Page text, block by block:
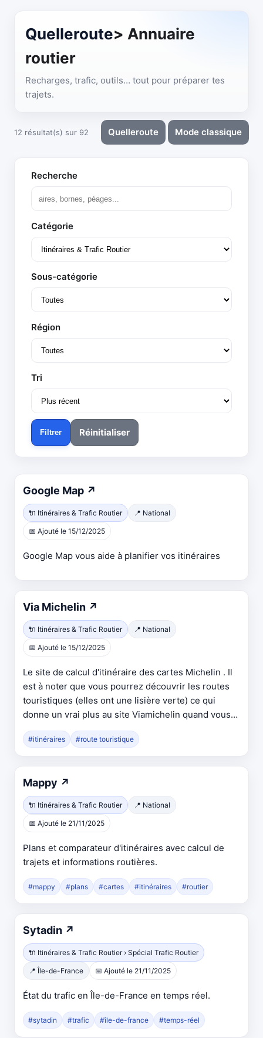
Quelleroute> Annuaire
routier
Recharges, trafic, outils… tout pour préparer tes
trajets.
12 résultat(s) sur 92 Quelleroute Mode classique
Recherche
Catégorie
Sous-catégorie
Région
Tri
Filtrer Réinitialiser
Google Map ↗
dans
un
onglet
🔌 Itinéraires & Trafic Routier 📍 National
📅 Ajouté le 15/12/2025
Google Map vous aide à planifier vos itinéraires
Via Michelin ↗
dans
un
onglet
🔌 Itinéraires & Trafic Routier 📍 National
📅 Ajouté le 15/12/2025
Le site de calcul d'itinéraire des cartes Michelin . Il
est à noter que vous pourrez découvrir les routes
touristiques (elles ont une lisière verte) ce qui
donne un vrai plus au site Viamichelin quand vous
voyager et recherché un bel ininéraire
#itinéraires #route touristique
Mappy ↗
dans
un
onglet
🔌 Itinéraires & Trafic Routier 📍 National
📅 Ajouté le 21/11/2025
Plans et comparateur d'itinéraires avec calcul de
trajets et informations routières.
#mappy #plans #cartes #itinéraires #routier
Sytadin ↗
dans
un
nouvel
onglet
🔌 Itinéraires & Trafic Routier › Spécial Trafic Routier
📍 Île-de-France 📅 Ajouté le 21/11/2025
État du trafic en Île-de-France en temps réel.
#sytadin #trafic #île-de-france #temps-réel